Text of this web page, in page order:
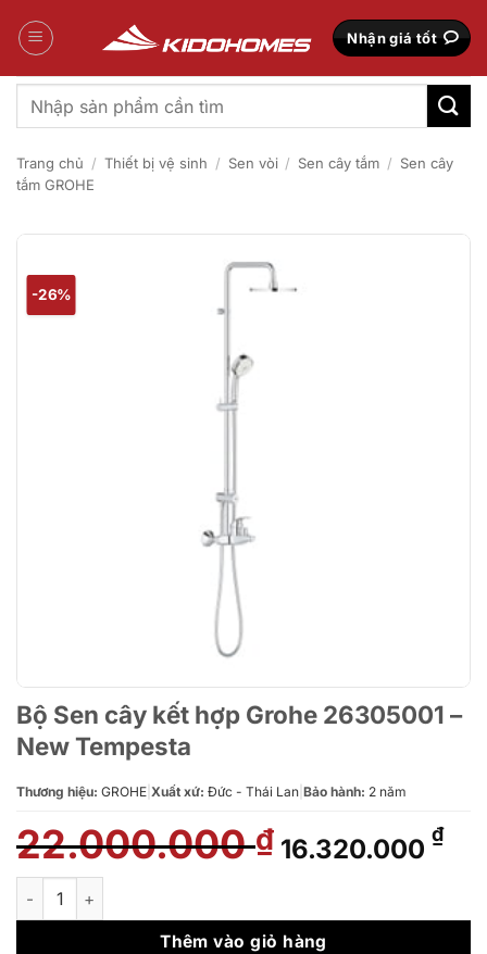
qua
Nhận giá tốt
Tìm
kiếm:
Trang chủ / Thiết bị vệ sinh / Sen vòi / Sen cây tắm / Sen cây
tắm GROHE
-26%
Bộ Sen cây kết hợp Grohe 26305001 –
New Tempesta
Thương hiệu: GROHE Xuất xứ: Đức - Thái Lan Bảo hành: 2 năm
22.000.000₫ Giá
gốc
22.000.000 ₫.
16.320.000 ₫Giá
là:
Bộ Sen cây kết hợp Grohe 26305001 - New Tempesta số
Thêm vào giỏ hàng